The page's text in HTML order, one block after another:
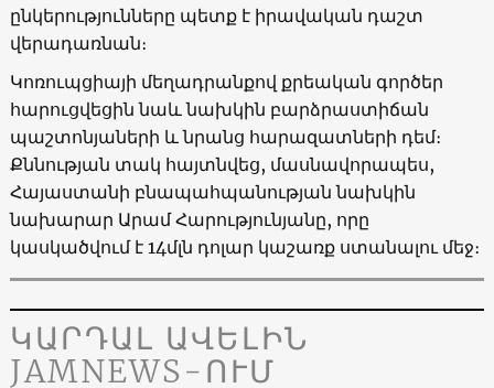
ընկերությունները պետք է իրավական դաշտ
վերադառնան։
Կոռուպցիայի մեղադրանքով քրեական գործեր
հարուցվեցին նաև նախկին բարձրաստիճան
պաշտոնյաների և նրանց հարազատների դեմ։
Քննության տակ հայտնվեց, մասնավորապես,
Հայաստանի բնապահպանության նախկին
նախարար Արամ Հարությունյանը, որը
կասկածվում է 14մլն դոլար կաշառք ստանալու մեջ։
ԿԱՐԴԱԼ ԱՎԵԼԻՆ
JAMNEWS-ՈՒՄ